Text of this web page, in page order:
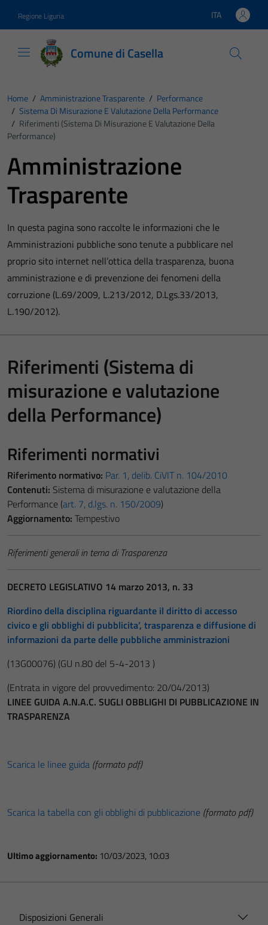
Regione Liguria Lingua attiva:
ITA
Comune di Casella
Home / Amministrazione Trasparente / Performance
/ Sistema Di Misurazione E Valutazione Della Performance
/ Riferimenti (Sistema Di Misurazione E Valutazione Della
Performance)
Amministrazione
Trasparente
In questa pagina sono raccolte le informazioni che le
Amministrazioni pubbliche sono tenute a pubblicare nel
proprio sito internet nell’ottica della trasparenza, buona
amministrazione e di prevenzione dei fenomeni della
corruzione (L.69/2009, L.213/2012, D.Lgs.33/2013,
L.190/2012).
Riferimenti (Sistema di
misurazione e valutazione
della Performance)
Riferimenti normativi
Riferimento normativo: Par. 1, delib. CiVIT n. 104/2010
Contenuti: Sistema di misurazione e valutazione della
Performance (art. 7, d.lgs. n. 150/2009)
Aggiornamento: Tempestivo
Riferimenti generali in tema di Trasparenza
DECRETO LEGISLATIVO 14 marzo 2013, n. 33
Riordino della disciplina riguardante il diritto di accesso
civico e gli obblighi di pubblicita’, trasparenza e diffusione di
informazioni da parte delle pubbliche amministrazioni
(13G00076) (GU n.80 del 5-4-2013 )
(Entrata in vigore del provvedimento: 20/04/2013)
LINEE GUIDA A.N.A.C. SUGLI OBBLIGHI DI PUBBLICAZIONE IN
TRASPARENZA
Scarica le linee guida (formato pdf)
Scarica la tabella con gli obblighi di pubblicazione (formato pdf)
Ultimo aggiornamento: 10/03/2023, 10:03
Disposizioni Generali